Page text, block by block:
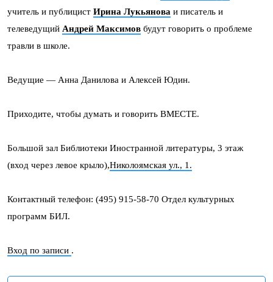
учитель и публицист Ирина Лукьянова и писатель и
телеведущий Андрей Максимов будут говорить о проблеме
травли в школе.
Ведущие — Анна Данилова и Алексей Юдин.
Приходите, чтобы думать и говорить ВМЕСТЕ.
Большой зал Библиотеки Иностранной литературы, 3 этаж
(вход через левое крыло),Николоямская ул., 1.
Контактный телефон: (495) 915-58-70 Отдел культурных
программ БИЛ.
Вход по записи .